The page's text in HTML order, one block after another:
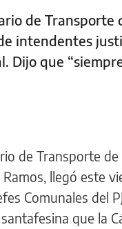
de
intendentes
Dijo que
de Transporte
llegó este
Comunales del
que la